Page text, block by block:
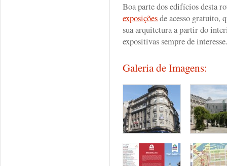
Boa parte dos edifícios desta
exposiçõesde acesso gratuito,
sua arquitetura a partir do
expositivas sempre de
Galeria de Imagens: